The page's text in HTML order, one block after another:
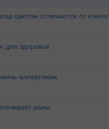
цветом отличается от
для здоровья
аллергикам
раны